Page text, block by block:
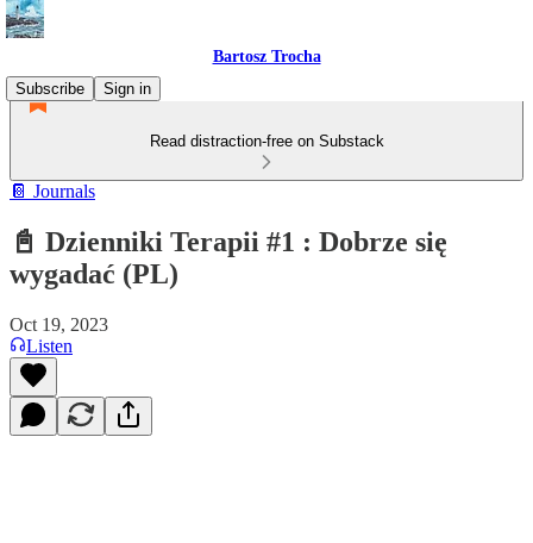
Bartosz Trocha
Subscribe
Sign in
Read distraction-free on Substack
📔 Journals
📓 Dzienniki Terapii #1 : Dobrze się
wygadać (PL)
Oct 19, 2023
Listen